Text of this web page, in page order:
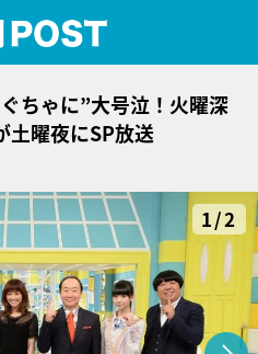
ちゃに”大号泣！火曜深
土曜夜にSP放送
1/2